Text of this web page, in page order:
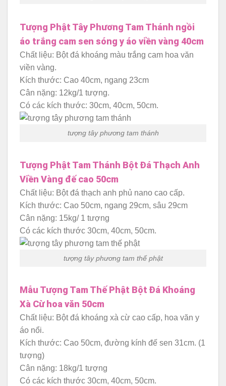
Tượng Phật Tây Phương Tam Thánh ngồi
áo trắng cam sen sóng y áo viền vàng 40cm
Chất liệu: Bột đá khoáng màu trắng cam hoa văn
viền vàng.
Kích thước: Cao 40cm, ngang 23cm
Cân nặng: 12kg/1 tượng.
Có các kích thước: 30cm, 40cm, 50cm.
tượng tây phương tam thánh
Tượng Phật Tam Thánh Bột Đá Thạch Anh
Viền Vàng đế cao 50cm
Chất liệu: Bột đá thạch anh phủ nano cao cấp.
Kích thước: Cao 50cm, ngang 29cm, sâu 29cm
Cân nặng: 15kg/ 1 tượng
Có các kích thước 30cm, 40cm, 50cm.
tượng tây phương tam thế phật
Mẫu Tượng Tam Thế Phật Bột Đá Khoáng
Xà Cừ hoa văn 50cm
Chất liệu: Bột đá khoáng xà cừ cao cấp, hoa văn y
áo nổi.
Kích thước: Cao 50cm, đường kính đế sen 31cm. (1
tượng)
Cân nặng: 18kg/1 tượng
Có các kích thước 30cm, 40cm, 50cm.